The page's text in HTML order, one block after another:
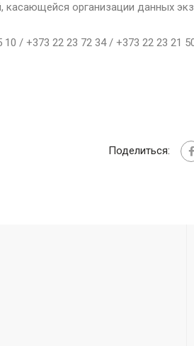
организации данных
10 / +373 22 23 72 34 / +373 22 23 21
Поделиться: